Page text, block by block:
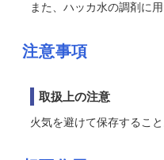
また、ハッカ水の調剤に用
注意事項
取扱上の注意
火気を避けて保存すること